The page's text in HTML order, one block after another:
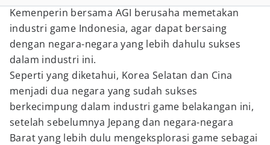
Kemenperin bersama AGI berusaha memetakan
industri game Indonesia, agar dapat bersaing
dengan negara-negara yang lebih dahulu sukses
dalam industri ini.
Seperti yang diketahui, Korea Selatan dan Cina
menjadi dua negara yang sudah sukses
berkecimpung dalam industri game belakangan ini,
setelah sebelumnya Jepang dan negara-negara
Barat yang lebih dulu mengeksplorasi game sebagai